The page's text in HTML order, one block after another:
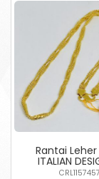
Rantai Leher
ITALIAN
CRL1157457